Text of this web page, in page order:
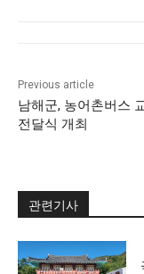
Previous article
남해군, 농어촌버스
전달식 개최
관련기사